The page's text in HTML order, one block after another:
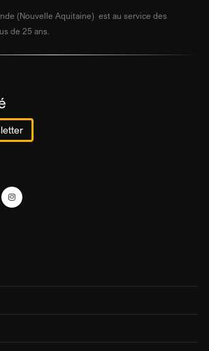
(Nouvelle Aquitaine) est au service des
de 25 ans.